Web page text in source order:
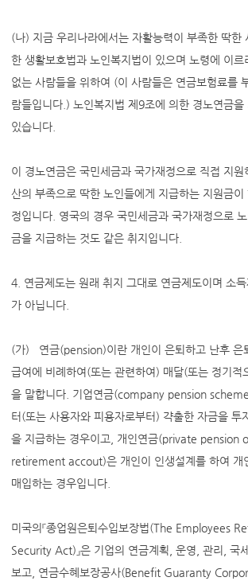
(나) 지금 우리나라에서는 자활능력이 부족한 딱한
한 생활보호법과 노인복지법이 있으며 노령에 이르
없는 사람들을 위하여 (이 사람들은 연금보험료를
람들입니다.) 노인복지법 제9조에 의한 경노연금을
있습니다.
이 경노연금은 국민세금과 국가재정으로 직접 지원
산의 부족으로 딱한 노인들에게 지급하는 지원금
정입니다. 영국의 경우 국민세금과 국가재정으로
금을 지급하는 것도 같은 취지입니다.
4. 연금제도는 원래 취지 그대로 연금제도이며 소
가 아닙니다.
(가) 연금(pension)이란 개인이 은퇴하고 난후 은
급여에 비례하여(또는 관련하여) 매달(또는 정기적
을 말합니다. 기업연금(company pension
터(또는 사용자와 피용자로부터) 갹출한 자금을 투
을 지급하는 경우이고, 개인연금(private pension
retirement accout)은 개인이 인생설계를 하여 개
매입하는 경우입니다.
미국의『종업원은퇴수입보장법(The Employees
Security Act)』은 기업의 연금계획, 운영, 관리, 국
보고, 연금수혜보장공사(Benefit Guaranty